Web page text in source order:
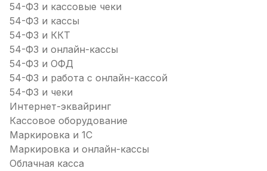
54-ФЗ и кассовые чеки
54-ФЗ и кассы
54-ФЗ и ККТ
54-ФЗ и онлайн-кассы
54-ФЗ и ОФД
54-ФЗ и работа с онлайн-кассой
54-ФЗ и чеки
Интернет-эквайринг
Кассовое оборудование
Маркировка и 1С
Маркировка и онлайн-кассы
Облачная касса